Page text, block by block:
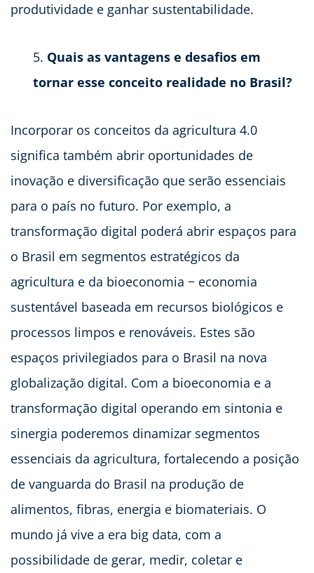
produtividade e ganhar sustentabilidade.
Quais as vantagens e desafios em
tornar esse conceito realidade no Brasil?
Incorporar os conceitos da agricultura 4.0
significa também abrir oportunidades de
inovação e diversificação que serão essenciais
para o país no futuro. Por exemplo, a
transformação digital poderá abrir espaços para
o Brasil em segmentos estratégicos da
agricultura e da bioeconomia − economia
sustentável baseada em recursos biológicos e
processos limpos e renováveis. Estes são
espaços privilegiados para o Brasil na nova
globalização digital. Com a bioeconomia e a
transformação digital operando em sintonia e
sinergia poderemos dinamizar segmentos
essenciais da agricultura, fortalecendo a posição
de vanguarda do Brasil na produção de
alimentos, fibras, energia e biomateriais. O
mundo já vive a era big data, com a
possibilidade de gerar, medir, coletar e